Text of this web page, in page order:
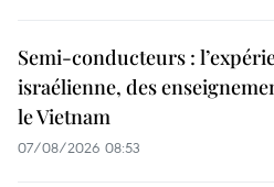
Semi-conducteurs :
israélienne, des
le Vietnam
07/08/2026 08:53